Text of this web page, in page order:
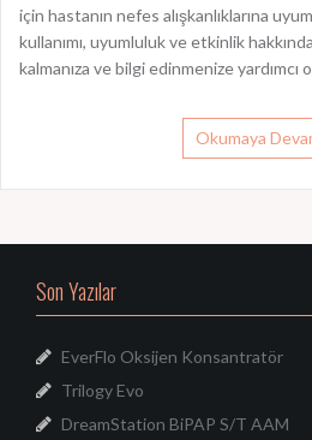
için hastanın nefes alışkanlıklarına
kullanımı, uyumluluk ve etkinlik
kalmanıza ve bilgi edinmenize yardımcı
Okumaya
Son Yazılar
EverFlo Oksijen Konsantratör
Trilogy Evo
DreamStation BiPAP S/T AAM